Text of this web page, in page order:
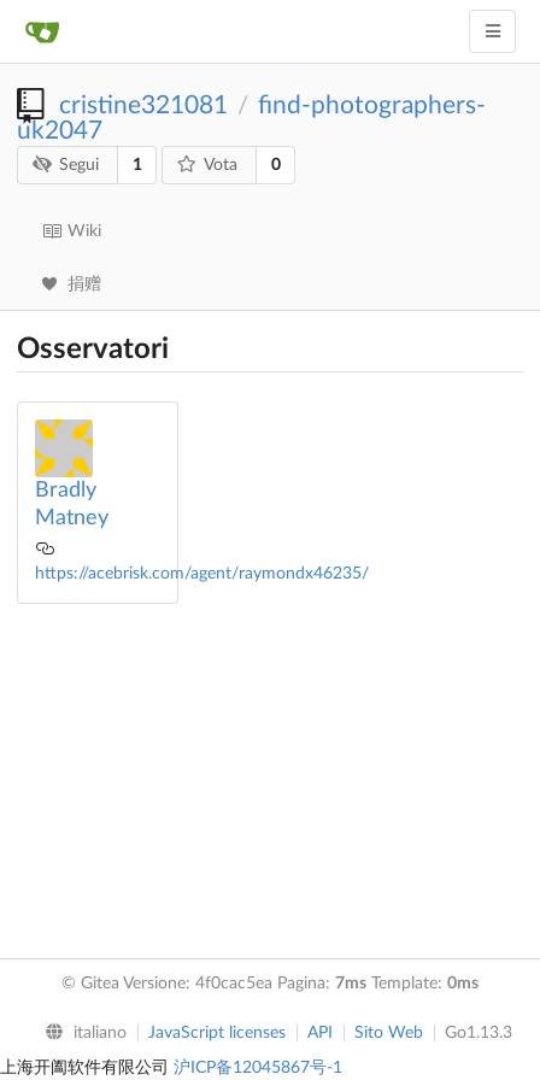
cristine321081 / find-photographers-
uk2047
Segui 1 Vota 0
Wiki
捐赠
Osservatori
Bradly
Matney
https://acebrisk.com/agent/raymondx46235/
© Gitea Versione: 4f0cac5ea Pagina: 7ms Template: 0ms
italiano JavaScript licenses API Sito Web Go1.13.3
上海开阖软件有限公司 沪ICP备12045867号-1